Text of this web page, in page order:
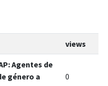
views
Agentes de
género a
0